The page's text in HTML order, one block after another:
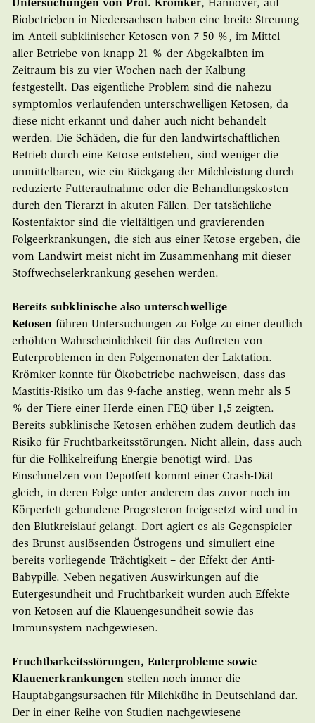
Untersuchungen von Prof. Krömker, Hannover, auf
Biobetrieben in Niedersachsen haben eine breite Streuung
im Anteil subklinischer Ketosen von 7-50 %, im Mittel
aller Betriebe von knapp 21 % der Abgekalbten im
Zeitraum bis zu vier Wochen nach der Kalbung
festgestellt. Das eigentliche Problem sind die nahezu
symptomlos verlaufenden unterschwelligen Ketosen, da
diese nicht erkannt und daher auch nicht behandelt
werden. Die Schäden, die für den landwirtschaftlichen
Betrieb durch eine Ketose entstehen, sind weniger die
unmittelbaren, wie ein Rückgang der Milchleistung durch
reduzierte Futteraufnahme oder die Behandlungskosten
durch den Tierarzt in akuten Fällen. Der tatsächliche
Kostenfaktor sind die vielfältigen und gravierenden
Folgeerkrankungen, die sich aus einer Ketose ergeben, die
vom Landwirt meist nicht im Zusammenhang mit dieser
Stoffwechselerkrankung gesehen werden.
Bereits subklinische also unterschwellige
Ketosenführen Untersuchungen zu Folge zu einer deutlich
erhöhten Wahrscheinlichkeit für das Auftreten von
Euterproblemen in den Folgemonaten der Laktation.
Krömker konnte für Ökobetriebe nachweisen, dass das
Mastitis-Risiko um das 9-fache anstieg, wenn mehr als 5
% der Tiere einer Herde einen FEQ über 1,5 zeigten.
Bereits subklinische Ketosen erhöhen zudem deutlich das
Risiko für Fruchtbarkeitsstörungen. Nicht allein, dass auch
für die Follikelreifung Energie benötigt wird. Das
Einschmelzen von Depotfett kommt einer Crash-Diät
gleich, in deren Folge unter anderem das zuvor noch im
Körperfett gebundene Progesteron freigesetzt wird und in
den Blutkreislauf gelangt. Dort agiert es als Gegenspieler
des Brunst auslösenden Östrogens und simuliert eine
bereits vorliegende Trächtigkeit – der Effekt der Anti-
Babypille. Neben negativen Auswirkungen auf die
Eutergesundheit und Fruchtbarkeit wurden auch Effekte
von Ketosen auf die Klauengesundheit sowie das
Immunsystem nachgewiesen.
Fruchtbarkeitsstörungen, Euterprobleme sowie
Klauenerkrankungenstellen noch immer die
Hauptabgangsursachen für Milchkühe in Deutschland dar.
Der in einer Reihe von Studien nachgewiesene